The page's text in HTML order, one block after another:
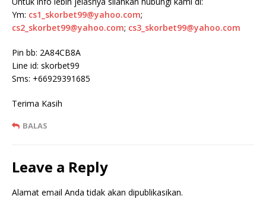
Ym: cs1_skorbet99@yahoo.com;
cs2_skorbet99@yahoo.com; cs3_skorbet99@yahoo.com
Pin bb: 2A84CB8A
Line id: skorbet99
Sms: +66929391685
Terima Kasih
BALAS
Leave a Reply
Alamat email Anda tidak akan dipublikasikan.